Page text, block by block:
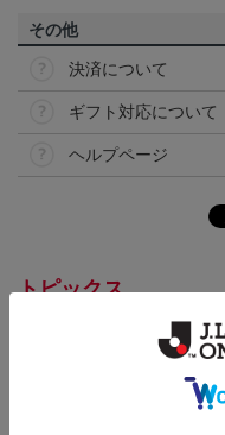
その他
決済について
ギフト対応について
ヘルプページ
トピックス
浦和レッズ
に！全グッ